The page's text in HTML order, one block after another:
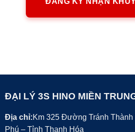
ĐẠI LÝ 3S HINO MIỀN
Địa chỉ:Km 325 Đường Tránh
Phú – Tỉnh Thanh Hóa